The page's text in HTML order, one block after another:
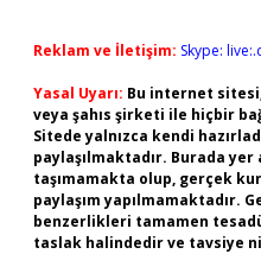
Reklam ve İletişim: Skype:
Yasal Uyarı: Bu internet
veya şahıs şirketi ile hiçbir
Sitede yalnızca kendi
paylaşılmaktadır. Burada
taşımamakta olup, gerçek
paylaşım yapılmamaktadır.
benzerlikleri tamamen
taslak halindedir ve tavsiye